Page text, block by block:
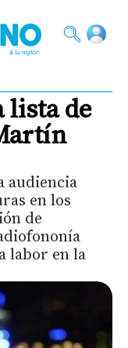
lista de
audiencia
en los
de
labor en la